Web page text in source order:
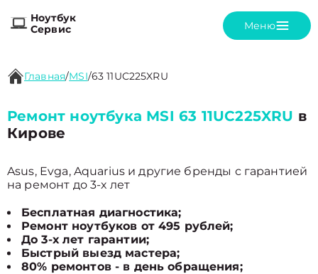
Ноутбук
Сервис
Меню
Главная/MSI/63 11UC225XRU
Ремонт ноутбука MSI 63 11UC225XRU в
Кирове
Asus, Evga, Aquarius и другие бренды с гарантией
на ремонт до 3-х лет
Бесплатная диагностика;
Ремонт ноутбуков от 495 рублей;
До 3-х лет гарантии;
Быстрый выезд мастера;
80% ремонтов - в день обращения;